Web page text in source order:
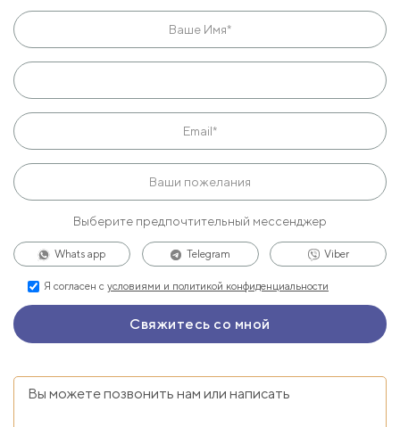
Выберите предпочтительный мессенджер
Whats app Telegram Viber
Я согласен с условиями и политикой конфиденциальности
Вы можете позвонить нам или написать